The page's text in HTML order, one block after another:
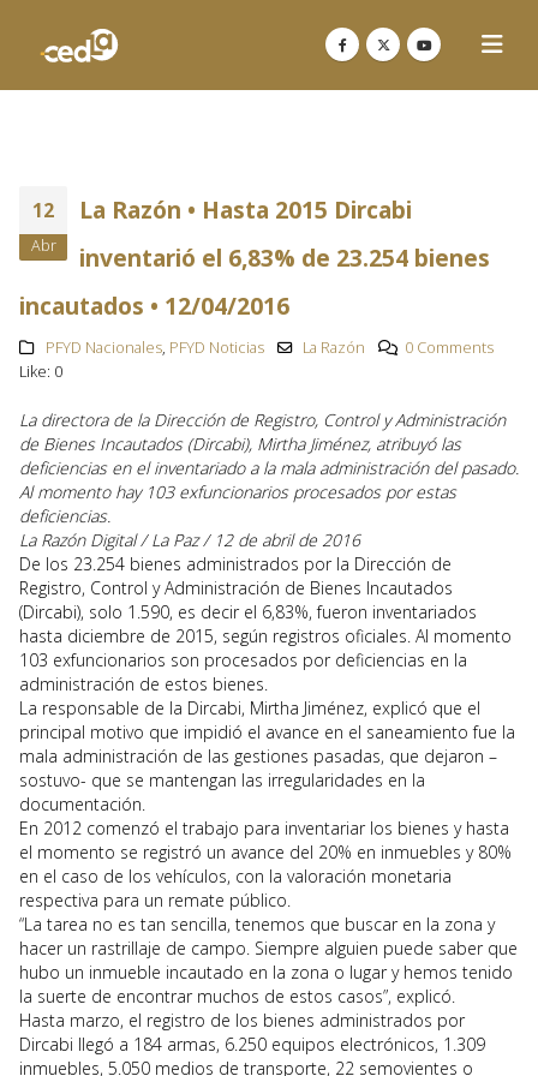
12
Abr
La Razón • Hasta 2015 Dircabi
inventarió el 6,83% de 23.254 bienes
incautados • 12/04/2016
PFYD Nacionales, PFYD Noticias La Razón
0 Comments
Like: 0
La directora de la Dirección de Registro, Control y Administración
de Bienes Incautados (Dircabi), Mirtha Jiménez, atribuyó las
deficiencias en el inventariado a la mala administración del pasado.
Al momento hay 103 exfuncionarios procesados por estas
deficiencias.
La Razón Digital / La Paz/ 12 de abril de 2016
De los 23.254 bienes administrados por la Dirección de
Registro, Control y Administración de Bienes Incautados
(Dircabi), solo 1.590, es decir el 6,83%, fueron inventariados
hasta diciembre de 2015, según registros oficiales. Al momento
103 exfuncionarios son procesados por deficiencias en la
administración de estos bienes.
La responsable de la Dircabi, Mirtha Jiménez, explicó que el
principal motivo que impidió el avance en el saneamiento fue la
mala administración de las gestiones pasadas, que dejaron –
sostuvo- que se mantengan las irregularidades en la
documentación.
En 2012 comenzó el trabajo para inventariar los bienes y hasta
el momento se registró un avance del 20% en inmuebles y 80%
en el caso de los vehículos, con la valoración monetaria
respectiva para un remate público.
“La tarea no es tan sencilla, tenemos que buscar en la zona y
hacer un rastrillaje de campo. Siempre alguien puede saber que
hubo un inmueble incautado en la zona o lugar y hemos tenido
la suerte de encontrar muchos de estos casos”, explicó.
Hasta marzo, el registro de los bienes administrados por
Dircabi llegó a 184 armas, 6.250 equipos electrónicos, 1.309
inmuebles, 5.050 medios de transporte, 22 semovientes o